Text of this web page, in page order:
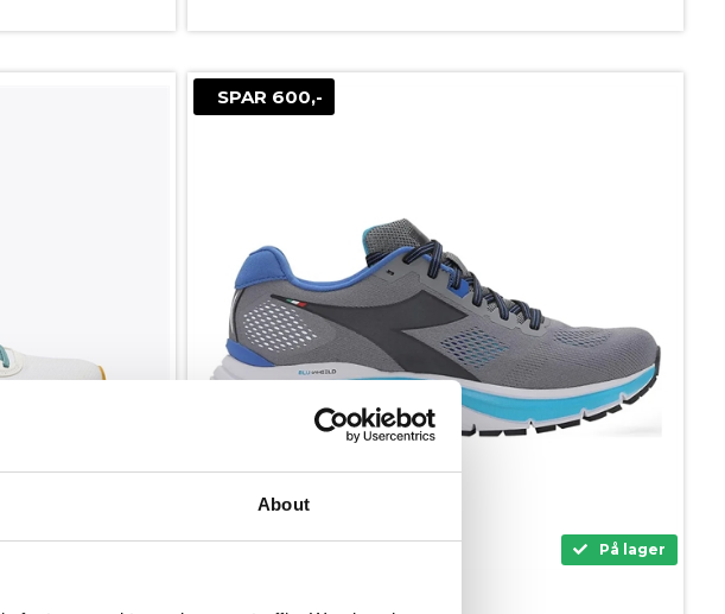
About
SPAR 600,-
På lager